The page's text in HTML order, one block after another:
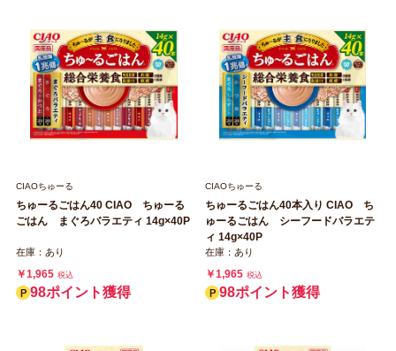
CIAOちゅーる
ちゅーるごはん40 CIAO ちゅーる
ごはん まぐろバラエティ 14g×40P
在庫：あり
￥1,965 税込
98ポイント獲得
CIAOちゅーる
ちゅーるごはん40本入り CIAO ち
ゅーるごはん シーフードバラエテ
ィ 14g×40P
在庫：あり
￥1,965 税込
98ポイント獲得